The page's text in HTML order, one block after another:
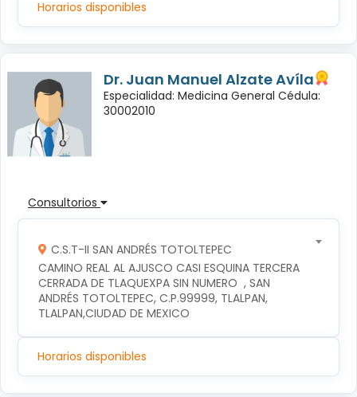
Horarios disponibles
Dr. Juan Manuel Alzate Avíla
Especialidad: Medicina General Cédula:
30002010
Consultorios
C.S.T-II SAN ANDRÉS TOTOLTEPEC
CAMINO REAL AL AJUSCO CASI ESQUINA TERCERA
CERRADA DE TLAQUEXPA SIN NUMERO  , SAN
ANDRÉS TOTOLTEPEC, C.P.99999, TLALPAN,
TLALPAN,CIUDAD DE MEXICO
Horarios disponibles